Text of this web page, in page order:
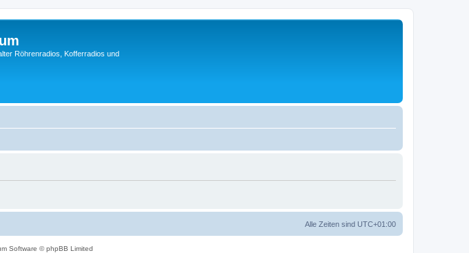
Röhrenradios, Kofferradios und
Alle Zeiten sind UTC+01:00
Software © phpBB Limited